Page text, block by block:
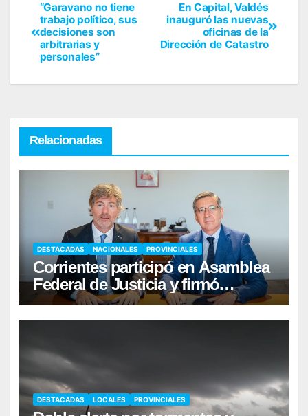
En Capital, Valdés
inauguró las nuevas
oficinas de la
Dirección de Catastro
“Garavano no tiene
trabajo político, sus
decisiones son
arbitrarias y
personales”
Relacionadas
DESTACADAS NACIONALES PROVINCIALES
Corrientes participó en Asamblea
Federal de Justicia y firmó
convenio con Nación
DESTACADAS LOCALES PROVINCIALES